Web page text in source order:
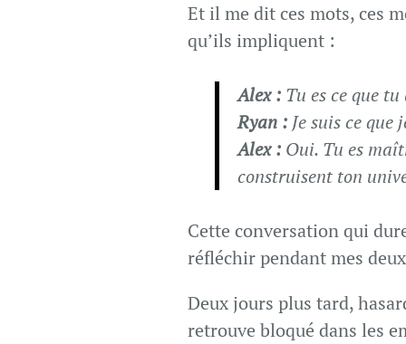
Et il me dit ces mots, ces
qu’ils impliquent :
Alex : Tu es ce que tu
Ryan : Je suis ce que
Alex : Oui. Tu es
construisent ton
Cette conversation qui
réfléchir pendant mes
Deux jours plus tard,
retrouve bloqué dans les